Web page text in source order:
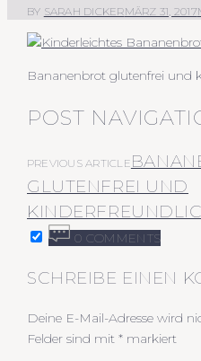
BY SARAH DICKERMÄRZ 31, 2017
Bananenbrot glutenfrei und
POST
PREVIOUS ARTICLE
GLUTENFREI UND
0 COMMENTS
SCHREIBE EINEN
Deine E-Mail-Adresse wird
Felder sind mit * markiert